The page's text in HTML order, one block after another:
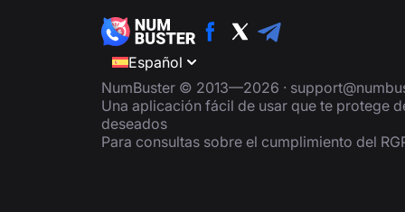
Español
NumBuster © 2013—2026 ·
Una aplicación fácil de usar que te protege
deseados
Para consultas sobre el cumplimiento del